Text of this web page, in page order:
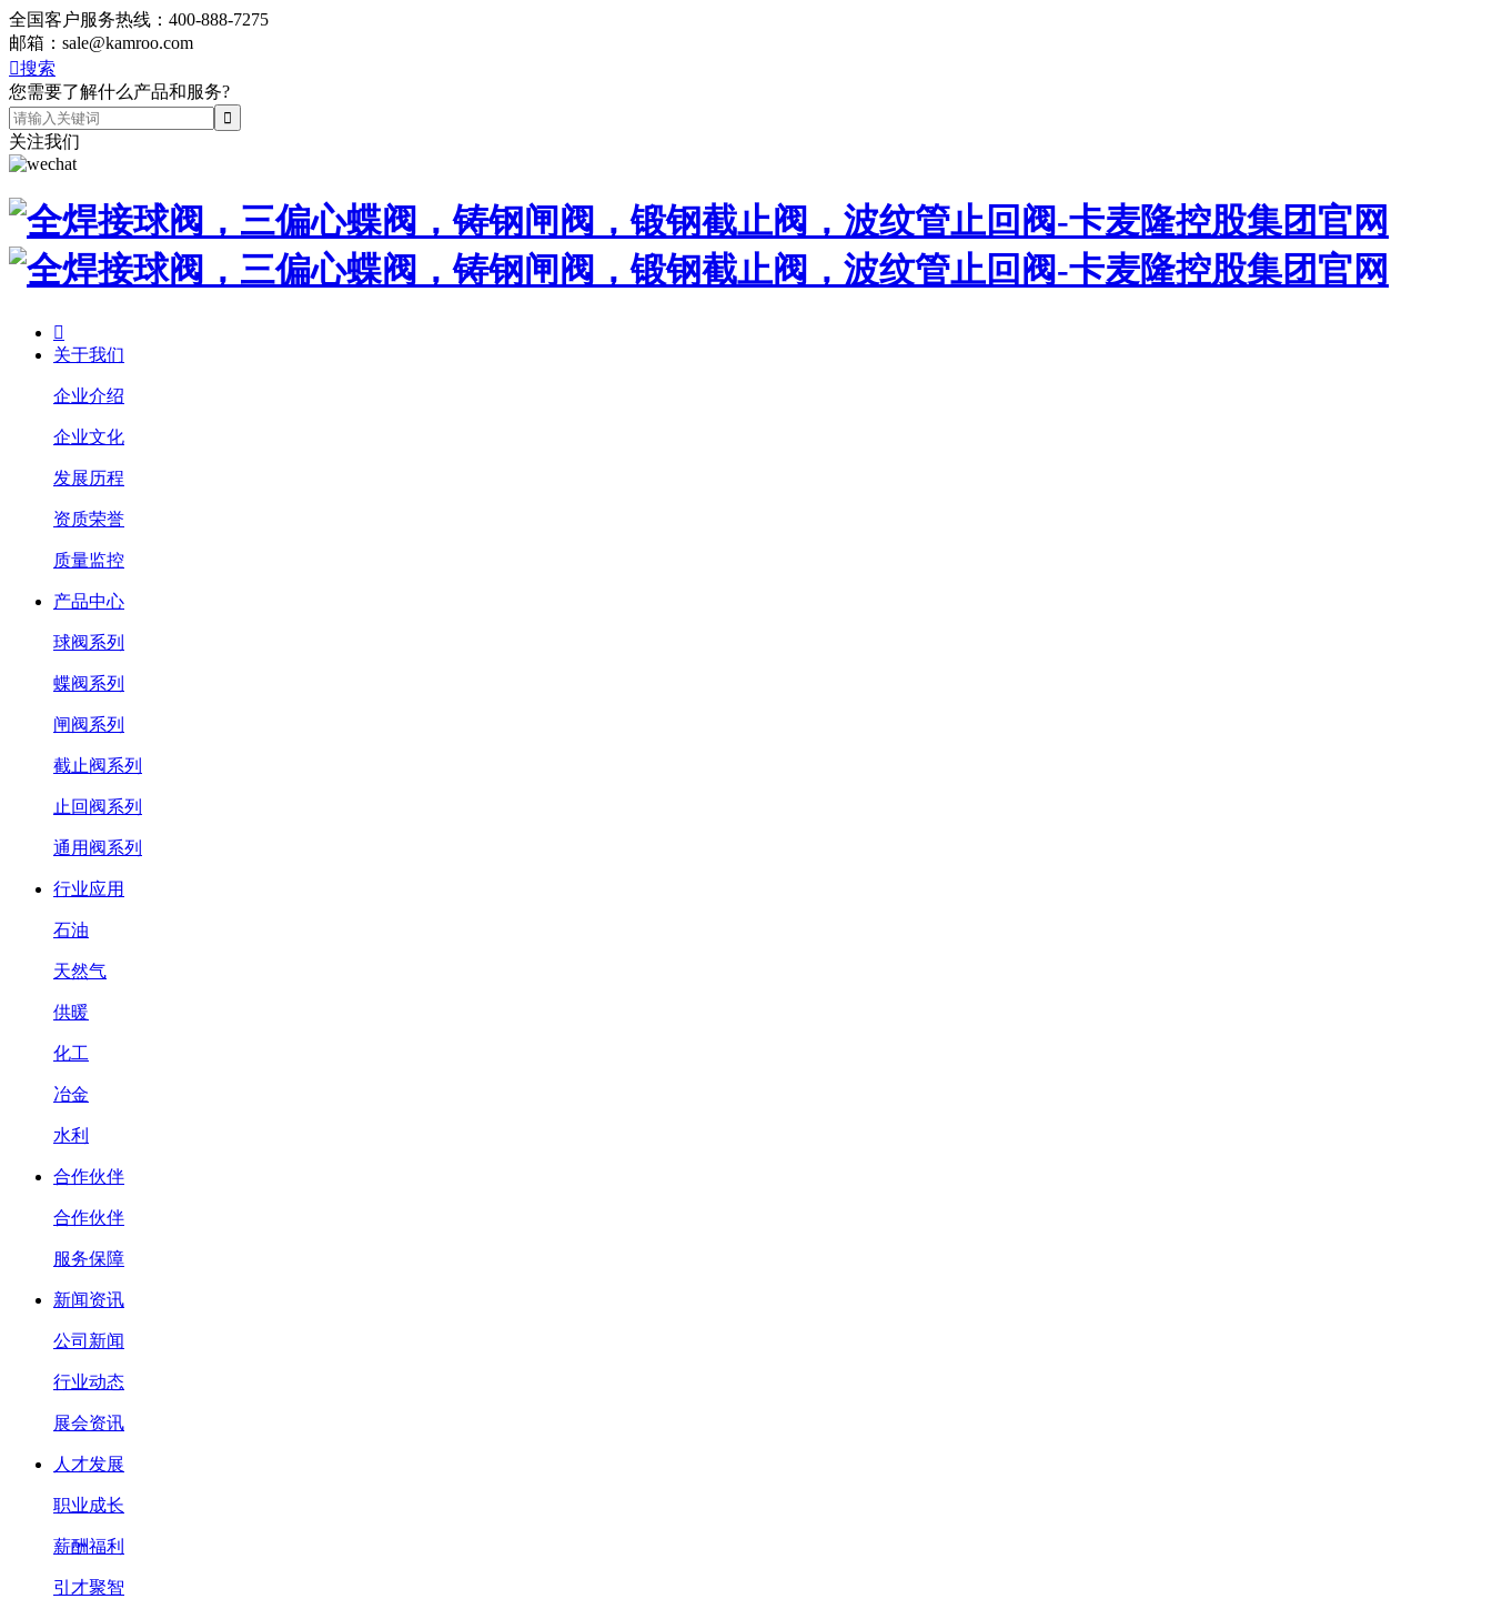
全国客户服务热线： 400-888-7275
邮箱： sale@kamroo.com
搜索
您需要了解什么产品和服务?
关注我们

关于我们
企业介绍
企业文化
发展历程
资质荣誉
质量监控
产品中心
球阀系列
蝶阀系列
闸阀系列
截止阀系列
止回阀系列
通用阀系列
行业应用
石油
天然气
供暖
化工
冶金
水利
合作伙伴
合作伙伴
服务保障
新闻资讯
公司新闻
行业动态
展会资讯
人才发展
职业成长
薪酬福利
引才聚智